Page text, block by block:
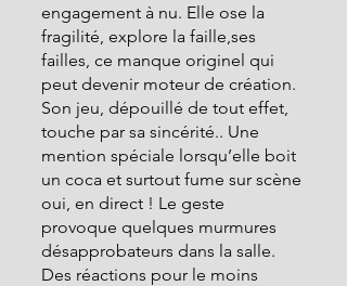
engagement à nu. Elle ose la
fragilité, explore la faille,ses
failles, ce manque originel qui
peut devenir moteur de création.
Son jeu, dépouillé de tout effet,
touche par sa sincérité.. Une
mention spéciale lorsqu’elle boit
un coca et surtout fume sur scène
oui, en direct ! Le geste
provoque quelques murmures
désapprobateurs dans la salle.
Des réactions pour le moins